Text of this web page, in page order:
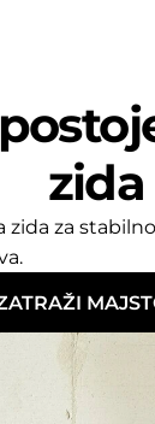
zida
zida za